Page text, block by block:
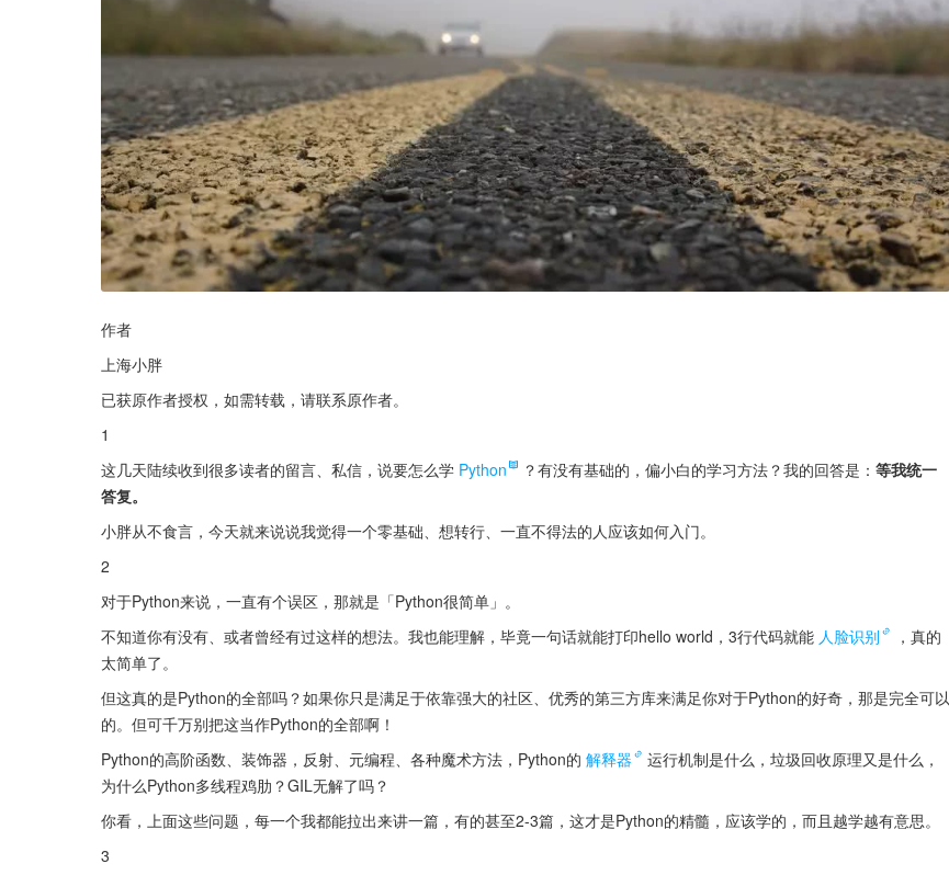
作者
上海小胖
已获原作者授权，如需转载，请联系原作者。
1
这几天陆续收到很多读者的留言、私信，说要怎么学 Python ？有没有基础的，偏小白的学习方法？我的回答是： 等我统一
答复。
小胖从不食言，今天就来说说我觉得一个零基础、想转行、一直不得法的人应该如何入门。
2
对于Python来说，一直有个误区，那就是「Python很简单」。
不知道你有没有、或者曾经有过这样的想法。我也能理解，毕竟一句话就能打印hello world，3行代码就能 人脸识别
，真的
太简单了。
但这真的是Python的全部吗？如果你只是满足于依靠强大的社区、优秀的第三方库来满足你对于Python的好奇，那是完全可以
的。但可千万别把这当作Python的全部啊！
Python的高阶函数、装饰器，反射、元编程、各种魔术方法，Python的 解释器
运行机制是什么，垃圾回收原理又是什么，
为什么Python多线程鸡肋？GIL无解了吗？
你看，上面这些问题，每一个我都能拉出来讲一篇，有的甚至2-3篇，这才是Python的精髓，应该学的，而且越学越有意思。
3